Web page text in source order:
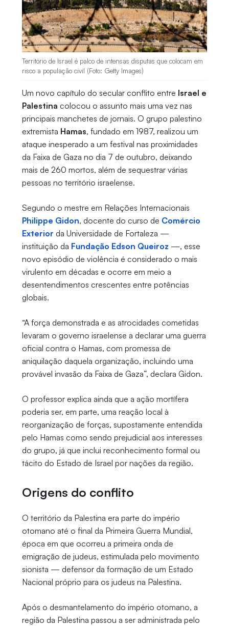
Território de Israel é palco de intensas disputas que colocam em
risco a população civil (Foto: Getty Images)
Um novo capítulo do secular conflito entre Israel e
Palestina colocou o assunto mais uma vez nas
principais manchetes de jornais. O grupo palestino
extremista Hamas, fundado em 1987, realizou um
ataque inesperado a um festival nas proximidades
da Faixa de Gaza no dia 7 de outubro, deixando
mais de 260 mortos, além de sequestrar várias
pessoas no território israelense.
Segundo o mestre em Relações Internacionais
Philippe Gidon, docente do curso de Comércio
Exterior da Universidade de Fortaleza —
instituição da Fundação Edson Queiroz —, esse
novo episódio de violência é considerado o mais
virulento em décadas e ocorre em meio a
desentendimentos crescentes entre potências
globais.
“A força demonstrada e as atrocidades cometidas
levaram o governo israelense a declarar uma guerra
oficial contra o Hamas, com promessa de
aniquilação daquela organização, incluindo uma
provável invasão da Faixa de Gaza”, declara Gidon.
O professor explica ainda que a ação mortífera
poderia ser, em parte, uma reação local à
reorganização de forças, supostamente entendida
pelo Hamas como sendo prejudicial aos interesses
do grupo, já que inclui reconhecimento formal ou
tácito do Estado de Israel por nações da região.
Origens do conflito
O território da Palestina era parte do império
otomano até o final da Primeira Guerra Mundial,
época em que ocorreu a primeira onda de
emigração de judeus, estimulada pelo movimento
sionista — defensor da formação de um Estado
Nacional próprio para os judeus na Palestina.
Após o desmantelamento do império otomano, a
região da Palestina passou a ser administrada pelo